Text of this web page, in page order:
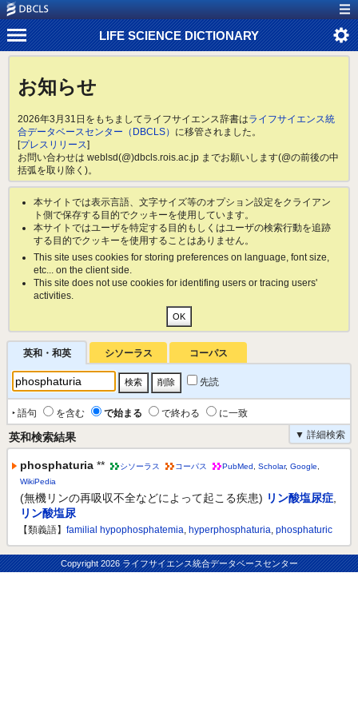
LIFE SCIENCE DICTIONARY
お知らせ
2026年3月31日をもちましてライフサイエンス辞書はライフサイエンス統
合データベースセンター（DBCLS） に移管されました。
[プレスリリース]
お問い合わせは weblsd(@)dbcls.rois.ac.jp までお願いします(@の前後の中
括弧を取り除く)。
本サイトでは表示言語、文字サイズ等のオプション設定をクライアン
ト側で保存する目的でクッキーを使用しています。
本サイトではユーザを特定する目的もしくはユーザの検索行動を追跡
する目的でクッキーを使用することはありません。
This site uses cookies for storing preferences on language, font size,
etc... on the client side.
This site does not use cookies for identifing users or tracing users'
activities.
英和・和英 シソーラス コーパス
先読
‣ 語句 を含む で始まる で終わる
に一致
▼ 詳細検索
英和検索結果
phosphaturia ** シソーラス コーパス PubMed Scholar, Google
WikiPedia
(無機リンの再吸収不全などによって起こる疾患) リン酸塩尿症
リン酸塩尿
【類義語】 familial hypophosphatemia, hyperphosphaturia, phosphaturic
Copyright2026 ライフサイエンス統合データベースセンター